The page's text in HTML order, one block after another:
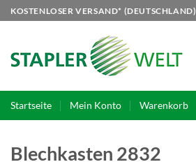
Zum
Inhalt
KOSTENLOSER VERSAND* (DEUTSCHLAND)
Startseite Mein Konto Warenkorb
Blechkasten 2832